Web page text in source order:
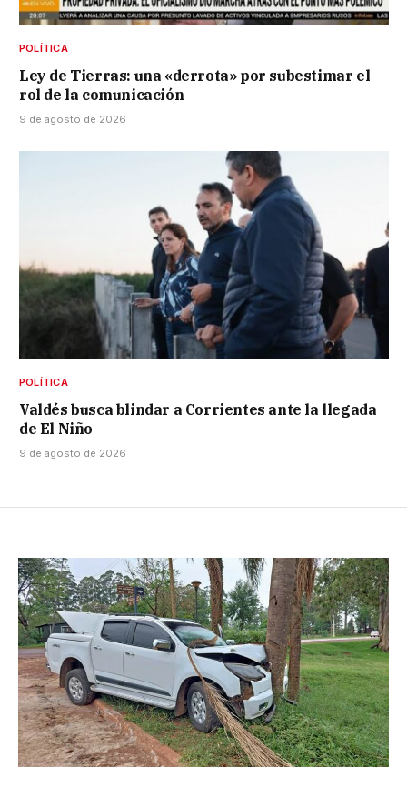
POLÍTICA
Ley de Tierras: una «derrota» por subestimar el
rol de la comunicación
9 de agosto de 2026
POLÍTICA
Valdés busca blindar a Corrientes ante la llegada
de El Niño
9 de agosto de 2026